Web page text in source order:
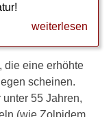
weiterlesen
die eine erhöhte
scheinen.
55 Jahren,
(wie Zolpidem,